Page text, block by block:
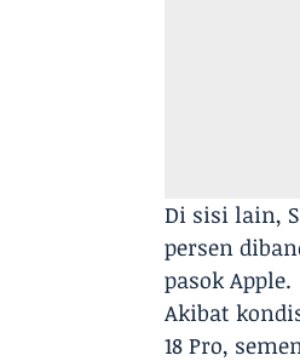
Di sisi lain,
persen
pasok Apple.
Akibat
18 Pro,